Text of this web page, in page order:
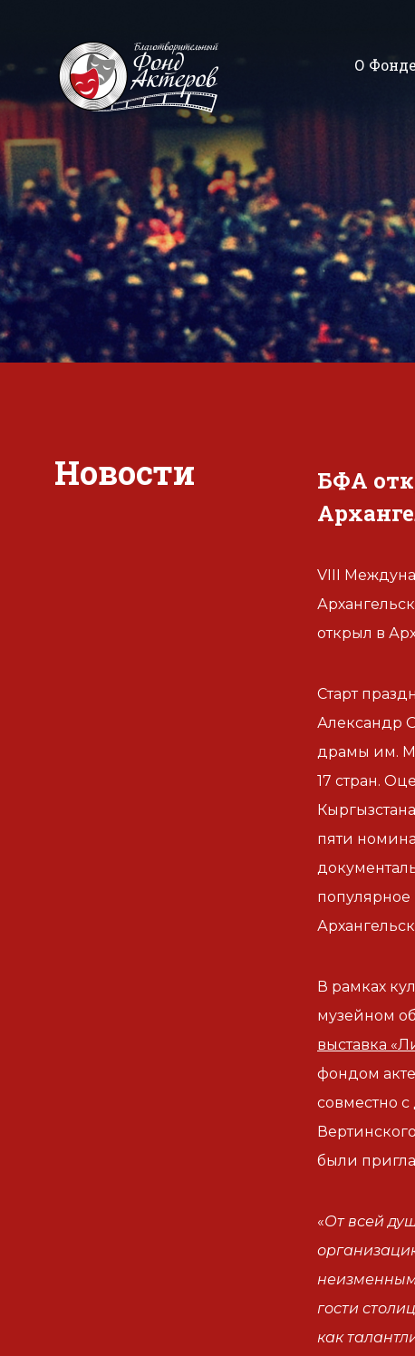
О Фонде
Новости
БФА
VIII
открыл в
Старт
Александр
драмы им.
17 стран.
пяти
популярное
В рамках
музейном
выставка
фондом
совместно
были
«От всей
неизменным
гости
как